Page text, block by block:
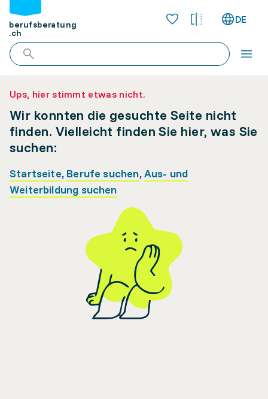
berufsberatung
.ch
DE
Ups, hier stimmt etwas nicht.
Wir konnten die gesuchte Seite nicht
finden. Vielleicht finden Sie hier, was Sie
suchen:
Startseite, Berufe suchen,Aus- und
Weiterbildung suchen